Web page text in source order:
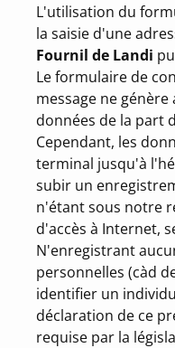
L'utilisation du
la saisie d'une
Fournil de Landi
Le formulaire de
message ne
données de la part
Cependant, les
terminal jusqu'à
subir un
n'étant sous notre
d'accès à Internet,
N'enregistrant
personnelles (càd
identifier un
déclaration de ce
requise par la